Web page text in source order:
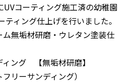
コーティング施工済の幼稚園
ィング仕上げを行いました。
無垢材研磨・ウレタン塗装仕
ング 【無垢材研磨】
リーサンディング）